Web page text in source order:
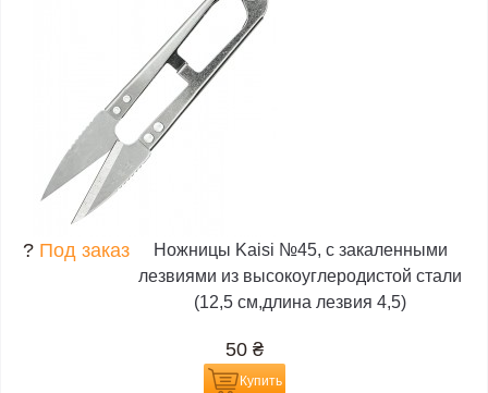
? Под заказ
Ножницы Kaisi №45, с закаленными
лезвиями из высокоуглеродистой стали
(12,5 см,длина лезвия 4,5)
50 ₴
Купить